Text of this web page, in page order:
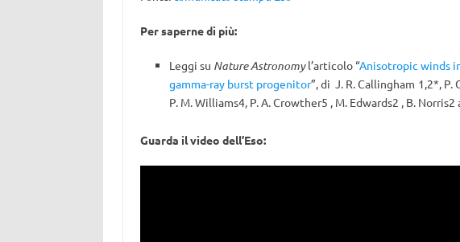
Per saperne di più:
Leggi su Nature Astronomyl’articolo “Anisotropic winds
gamma-ray burst progenitor”, di J. R. Callingham 1,2*, P.
P. M. Williams4, P. A. Crowther5 , M. Edwards2 , B.
Guarda il video dell’Eso: